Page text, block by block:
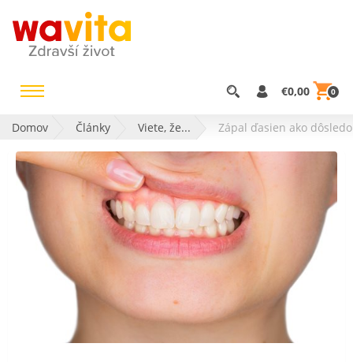
€0,00 0
Domov Články Viete, že... Zápal ďasien ako